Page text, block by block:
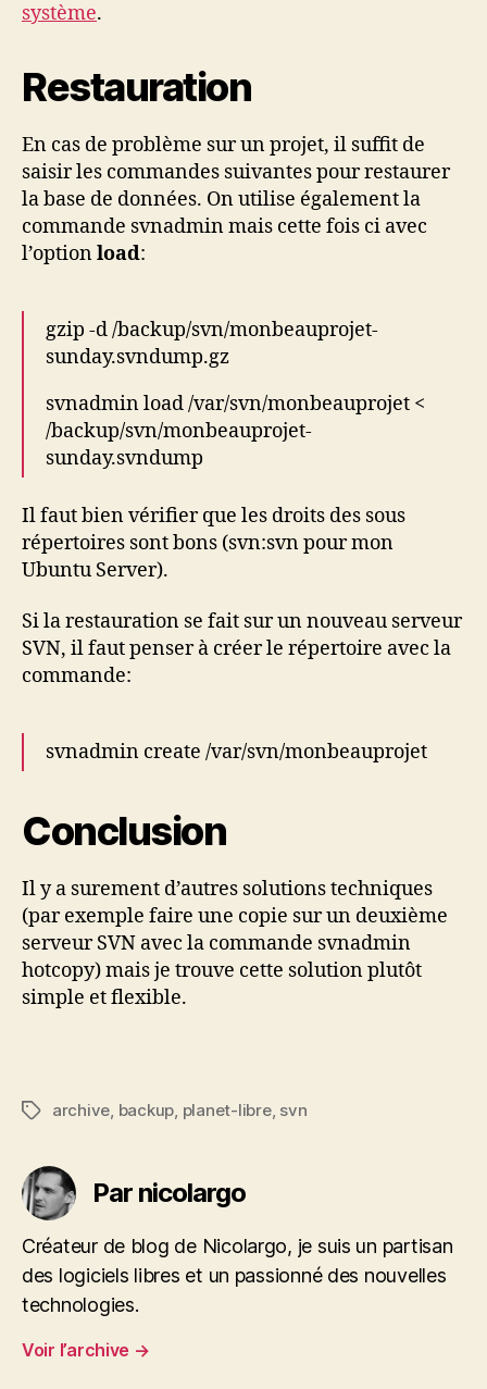
système.
Restauration
En cas de problème sur un projet, il suffit de
saisir les commandes suivantes pour restaurer
la base de données. On utilise également la
commande svnadmin mais cette fois ci avec
l’optionload:
gzip -d /backup/svn/monbeauprojet-
sunday.svndump.gz
svnadmin load /var/svn/monbeauprojet <
/backup/svn/monbeauprojet-
sunday.svndump
Il faut bien vérifier que les droits des sous
répertoires sont bons (svn:svn pour mon
Ubuntu Server).
Si la restauration se fait sur un nouveau serveur
SVN, il faut penser à créer le répertoire avec la
commande:
svnadmin create /var/svn/monbeauprojet
Conclusion
Il y a surement d’autres solutions techniques
(par exemple faire une copie sur un deuxième
serveur SVN avec la commande svnadmin
hotcopy) mais je trouve cette solution plutôt
simple et flexible.
Étiquettes
archive backup planet-libre, svn
Par nicolargo
Créateur de blog de Nicolargo, je suis un partisan
des logiciels libres et un passionné des nouvelles
technologies.
Voir l’archive →